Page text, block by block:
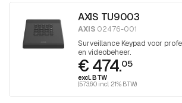
AXIS TU9003
AXIS 02476-001
Surveillance Keypad voor
en videobeheer.
€ 474.05
excl. BTW
(573.60 incl. 21% BTW)